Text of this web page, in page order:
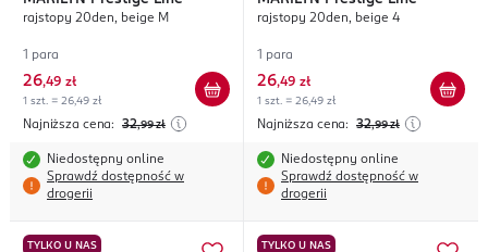
rajstopy 20den, beige M
1 para
26,49 zł
1 szt. = 26,49 zł
Najniższa cena: 32,99 zł
Niedostępny online
Sprawdź dostępność w
drogerii
rajstopy 20den, beige 4
1 para
26,49 zł
1 szt. = 26,49 zł
Najniższa cena: 32,99 zł
Niedostępny online
Sprawdź dostępność w
drogerii
TYLKO U NAS TYLKO U NAS